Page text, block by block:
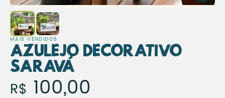
MAIS VENDIDOS
Azulejo Decorativo
Saravá
Azulejo Decorativo
R$ 100,00